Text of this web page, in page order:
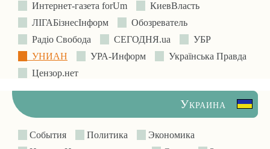
Интернет-газета forUm
КиевВласть
ЛIГАБiзнесIнформ
Обозреватель
Радіо Свобода
СЕГОДНЯ.ua
УБР
УНИАН
УРА-Информ
Українська Правда
Цензор.нет
Украина
События Политика
Экономика